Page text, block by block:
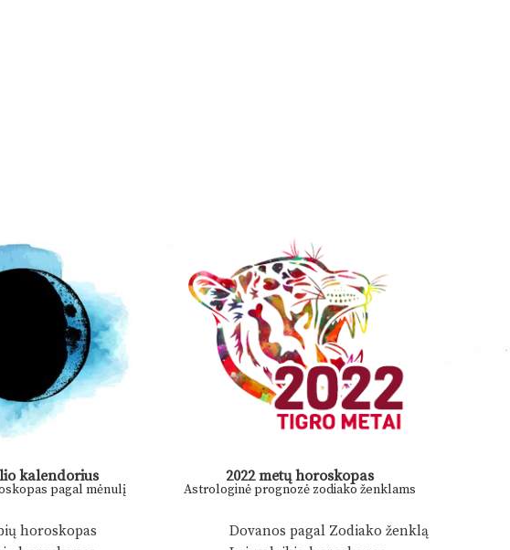
kalendorius
pagal mėnulį
2022 metų horoskopas
Astrologinė prognozė zodiako ženklams
horoskopas
Dovanos pagal Zodiako ženklą